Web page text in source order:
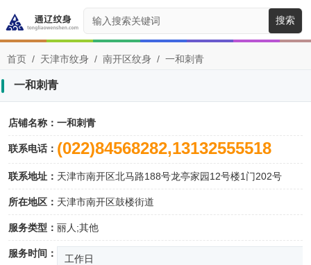
搜索
首页 / 天津市纹身 / 南开区纹身 / 一和刺青
一和刺青
店铺名称： 一和刺青
联系电话： (022)84568282,13132555518
联系地址： 天津市南开区北马路188号龙亭家园12号楼1门202号
所在地区： 天津市南开区鼓楼街道
服务类型： 丽人;其他
服务时间： 工作日